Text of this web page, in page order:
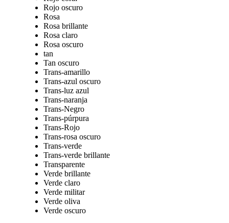
Rojo oscuro
Rosa
Rosa brillante
Rosa claro
Rosa oscuro
tan
Tan oscuro
Trans-amarillo
Trans-azul oscuro
Trans-luz azul
Trans-naranja
Trans-Negro
Trans-púrpura
Trans-Rojo
Trans-rosa oscuro
Trans-verde
Trans-verde brillante
Transparente
Verde brillante
Verde claro
Verde militar
Verde oliva
Verde oscuro